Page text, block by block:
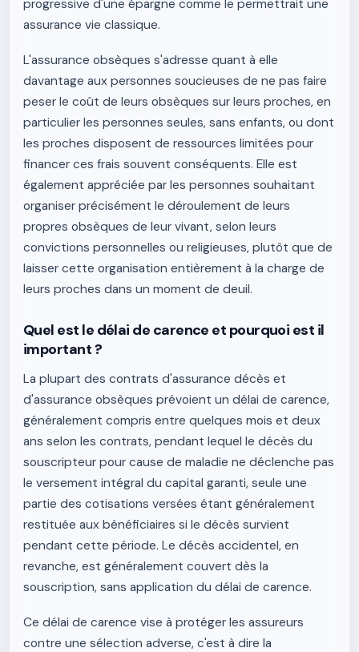
progressive d'une épargne comme le permettrait une
assurance vie classique.
L'assurance obsèques s'adresse quant à elle
davantage aux personnes soucieuses de ne pas faire
peser le coût de leurs obsèques sur leurs proches, en
particulier les personnes seules, sans enfants, ou dont
les proches disposent de ressources limitées pour
financer ces frais souvent conséquents. Elle est
également appréciée par les personnes souhaitant
organiser précisément le déroulement de leurs
propres obsèques de leur vivant, selon leurs
convictions personnelles ou religieuses, plutôt que de
laisser cette organisation entièrement à la charge de
leurs proches dans un moment de deuil.
Quel est le délai de carence et pourquoi est il
important ?
La plupart des contrats d'assurance décès et
d'assurance obsèques prévoient un délai de carence,
généralement compris entre quelques mois et deux
ans selon les contrats, pendant lequel le décès du
souscripteur pour cause de maladie ne déclenche pas
le versement intégral du capital garanti, seule une
partie des cotisations versées étant généralement
restituée aux bénéficiaires si le décès survient
pendant cette période. Le décès accidentel, en
revanche, est généralement couvert dès la
souscription, sans application du délai de carence.
Ce délai de carence vise à protéger les assureurs
contre une sélection adverse, c'est à dire la